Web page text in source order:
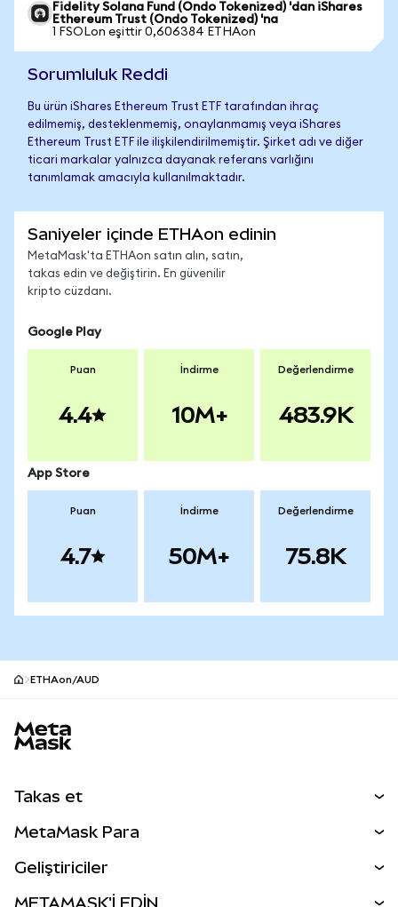
Fidelity Solana Fund (Ondo Tokenized) 'dan iShares
Ethereum Trust (Ondo Tokenized) 'na
1 FSOLon eşittir 0,606384 ETHAon
Sorumluluk Reddi
Bu ürün iShares Ethereum Trust ETF tarafından ihraç
edilmemiş, desteklenmemiş, onaylanmamış veya iShares
Ethereum Trust ETF ile ilişkilendirilmemiştir. Şirket adı ve diğer
ticari markalar yalnızca dayanak referans varlığını
tanımlamak amacıyla kullanılmaktadır.
Saniyeler içinde ETHAon edinin
MetaMask'ta ETHAon satın alın, satın,
takas edin ve değiştirin. En güvenilir
kripto cüzdanı.
Google Play
Puan
4.4
İndirme
10M+
Değerlendirme
483.9K
App Store
Puan
4.7
İndirme
50M+
Değerlendirme
75.8K
ETHAon/AUD
Takas et
Perps
MetaMask Para
Geliştiriciler
METAMASK'İ EDİN